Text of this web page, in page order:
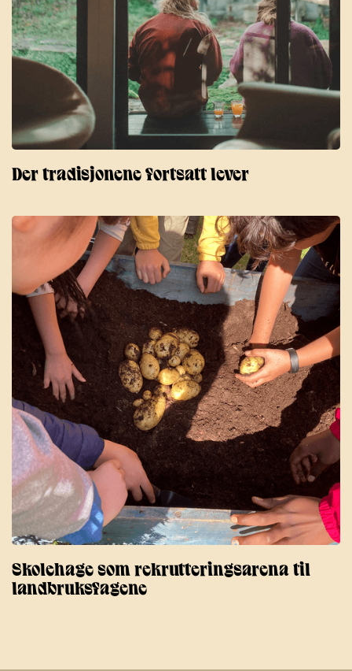
Der tradisjonene fortsatt lever
Skolehage som rekrutteringsarena til
landbruksfagene